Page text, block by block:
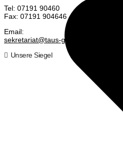
Tel: 07191 90460
Fax: 07191 904646
Email:
sekretariat@taus-gymnasium.de
Unsere Siegel